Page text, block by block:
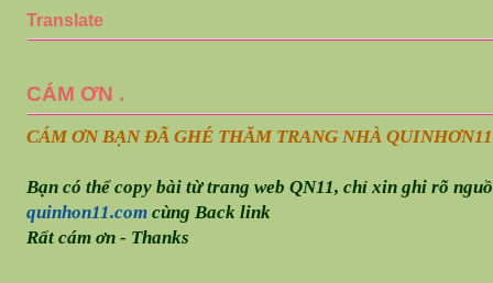
Translate
CÁM ƠN .
CÁM ƠN BẠN ĐÃ GHÉ THĂM TRANG NHÀ QUINHƠN
Bạn có thể copy bài từ trang web QN11, chỉ xin ghi rõ
quinhon11.comcùng Back link
Rất cám ơn - Thanks